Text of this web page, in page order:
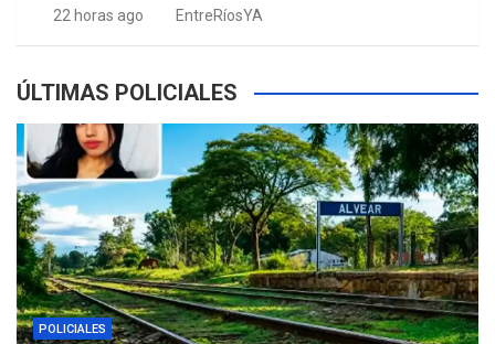
22 horas ago EntreRíosYA
ÚLTIMAS POLICIALES
POLICIALES